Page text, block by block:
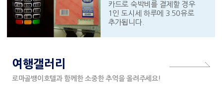
카드로 숙박비를 결제할 경우
1인 도시세 하루에 3.50유로
추가됩니다.
여행갤러리
로마골뱅이호텔과 함께한 소중한 추억을 올려주세요!